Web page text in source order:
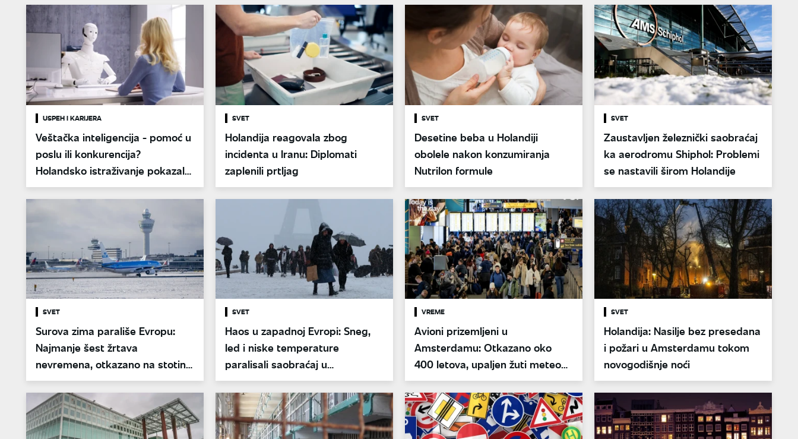
USPEH I KARIJERA
Veštačka inteligencija - pomoć u
poslu ili konkurencija?
Holandsko istraživanje pokazalo
šokantne rezultate
SVET
Holandija reagovala zbog
incidenta u Iranu: Diplomati
zaplenili prtljag
SVET
Desetine beba u Holandiji
obolele nakon konzumiranja
Nutrilon formule
SVET
Zaustavljen železnički saobraćaj
ka aerodromu Shiphol: Problemi
se nastavili širom Holandije
SVET
Surova zima parališe Evropu:
Najmanje šest žrtava
nevremena, otkazano na stotine
letova
SVET
Haos u zapadnoj Evropi: Sneg,
led i niske temperature
paralisali saobraćaj u
Francuskoj, Holandiji i Britaniji
VREME
Avioni prizemljeni u
Amsterdamu: Otkazano oko
400 letova, upaljen žuti meteo
alarm zbog snega i ledene kiše
SVET
Holandija: Nasilje bez presedana
i požari u Amsterdamu tokom
novogodišnje noći